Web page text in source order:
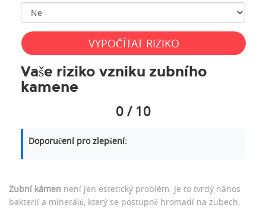
VYPOČÍTAT RIZIKO
Vaše riziko vzniku zubního
kamene
0/ 10
Doporučení pro zlepšení:
Zubní kámen není jen estetický problém. Je to tvrdý nános
bakterií a minerálů, který se postupně hromadí na zubech,